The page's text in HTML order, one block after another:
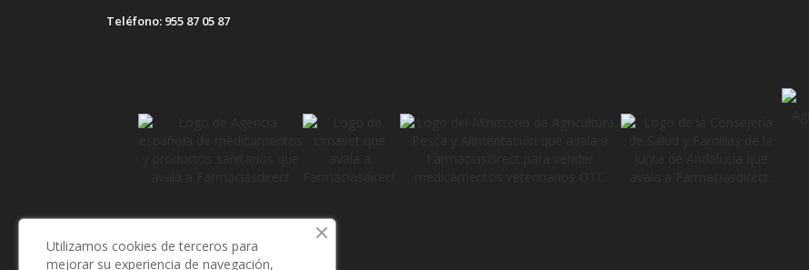
Teléfono: 955 87 05 87
Utilizamos cookies de terceros para
mejorar su experiencia de navegación,